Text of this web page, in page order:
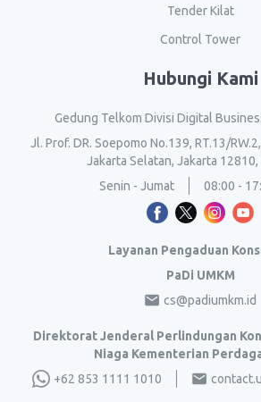
Tender Kilat
Control Tower
Hubungi Kami
Gedung Telkom Divisi Digital
Jl. Prof. DR. Soepomo No.139, RT.13/
Jakarta Selatan, Jakarta
Senin - Jumat
08:00 -
Layanan Pengaduan
PaDi UMKM
cs@padiumkm.id
Direktorat Jenderal Perlindungan
Niaga Kementerian
+62 853 1111 1010